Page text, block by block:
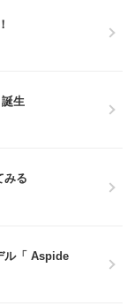
誕生
みる
ル「 Aspide